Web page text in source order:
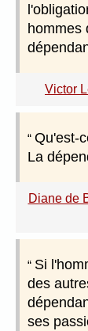
hommes
Victor
Qu'est-
La
Diane de
Si
des
ses